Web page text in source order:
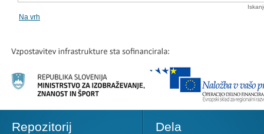
Na vrh
Repozitorij Dela